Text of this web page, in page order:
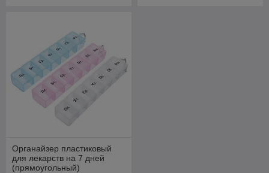
Органайзер пластиковый
для лекарств на 7 дней
(прямоугольный)